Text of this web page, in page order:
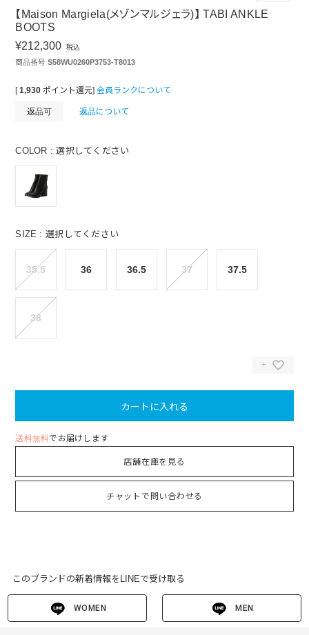
【Maison Margiela(メゾンマルジェラ)】 TABI ANKLE
BOOTS
¥212,300 税込
商品番号 S58WU0260P3753-T8013
[ 1,930 ポイント還元] 会員ランクについて
返品可 返品について
COLOR 選択してください
SIZE 選択してください
35.5 36 36.5 37 37.5
38
カートに入れる
送料無料でお届けします
店舗在庫を見る
チャットで問い合わせる
このブランドの新着情報をLINEで受け取る
WOMEN MEN